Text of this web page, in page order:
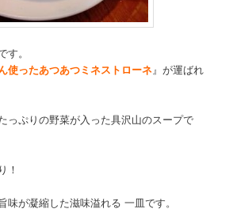
。
使ったあつあつミネストローネ』が運ばれ
っぷりの野菜が入った具沢山のスープで
！
が凝縮した滋味溢れる 一皿です。